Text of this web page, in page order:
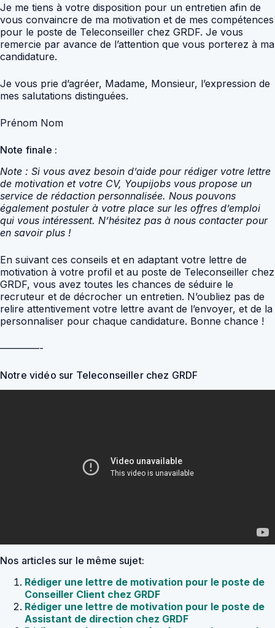
Je me tiens à votre disposition pour un entretien afin de
vous convaincre de ma motivation et de mes compétences
pour le poste de Teleconseiller chez GRDF. Je vous
remercie par avance de l’attention que vous porterez à ma
candidature.
Je vous prie d’agréer, Madame, Monsieur, l’expression de
mes salutations distinguées.
Prénom Nom
Note finale :
Note : Si vous avez besoin d’aide pour rédiger votre lettre
de motivation et votre CV, Youpijobs vous propose un
service de rédaction personnalisée. Nous pouvons
également postuler à votre place sur les offres d’emploi
qui vous intéressent. N’hésitez pas à nous contacter pour
en savoir plus !
En suivant ces conseils et en adaptant votre lettre de
motivation à votre profil et au poste de Teleconseiller chez
GRDF, vous avez toutes les chances de séduire le
recruteur et de décrocher un entretien. N’oubliez pas de
relire attentivement votre lettre avant de l’envoyer, et de la
personnaliser pour chaque candidature. Bonne chance !
————-
Notre vidéo sur Teleconseiller chez GRDF
Nos articles sur le même sujet:
Rédiger une lettre de motivation pour le poste de
Conseiller Client chez GRDF
Rédiger une lettre de motivation pour le poste de
Assistant de direction chez GRDF